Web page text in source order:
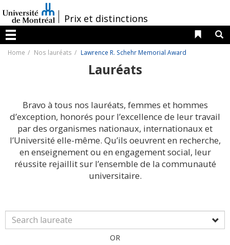
au
contenu
/Prix et distinctions
Menu
Liens
Home Nos lauréats Lawrence R. Schehr Memorial Award
Lauréats
Bravo à tous nos lauréats, femmes et hommes
d’exception, honorés pour l’excellence de leur travail
par des organismes nationaux, internationaux et
l’Université elle-même. Qu’ils oeuvrent en recherche,
en enseignement ou en engagement social, leur
réussite rejaillit sur l’ensemble de la communauté
universitaire.
OR